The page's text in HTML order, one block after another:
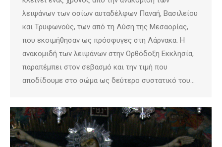
λειψάνων των οσίων αυταδέλφων Παναή, Βασιλείου
και Τρυφωνούς, των από τη Λύση της Μεσαορίας,
που εκοιμήθησαν ως πρόσφυγες στη Λάρνακα. Η
ανακομιδή των λειψάνων στην Ορθόδοξη Εκκλησία,
παραπέμπει στον σεβασμό και την τιμή που
αποδίδουμε στο σώμα ως δεύτερο συστατικό του…